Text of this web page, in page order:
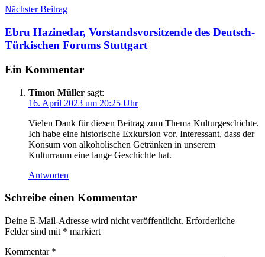
Nächster Beitrag
Ebru Hazinedar, Vorstandsvorsitzende des Deutsch-
Türkischen Forums Stuttgart
Ein Kommentar
Timon Müller sagt:
16. April 2023 um 20:25 Uhr
Vielen Dank für diesen Beitrag zum Thema Kulturgeschichte.
Ich habe eine historische Exkursion vor. Interessant, dass der
Konsum von alkoholischen Getränken in unserem
Kulturraum eine lange Geschichte hat.
Antworten
Schreibe einen Kommentar
Deine E-Mail-Adresse wird nicht veröffentlicht. Erforderliche
Felder sind mit * markiert
Kommentar *